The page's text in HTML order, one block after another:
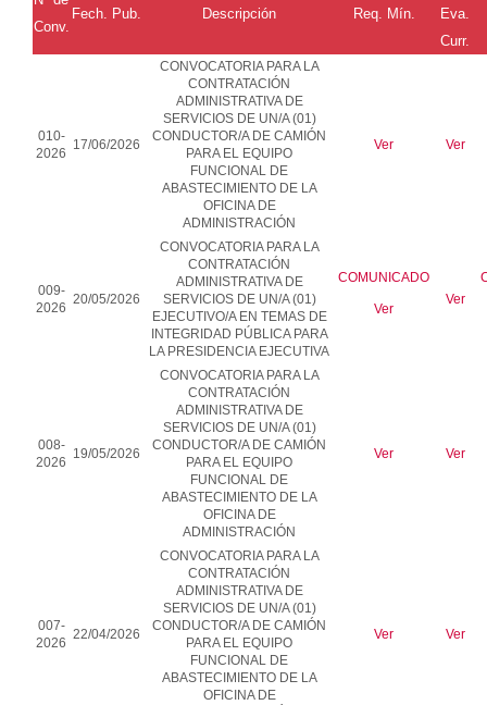
Conv.
Fech. Pub. Descripción Req. Mín.
Eva.
Curr.
010-
2026
17/06/2026
CONVOCATORIA PARA LA
CONTRATACIÓN
ADMINISTRATIVA DE
SERVICIOS DE UN/A (01)
CONDUCTOR/A DE CAMIÓN
PARA EL EQUIPO
FUNCIONAL DE
ABASTECIMIENTO DE LA
OFICINA DE
ADMINISTRACIÓN
Ver Ver
009-
2026
20/05/2026
CONVOCATORIA PARA LA
CONTRATACIÓN
ADMINISTRATIVA DE
SERVICIOS DE UN/A (01)
EJECUTIVO/A EN TEMAS DE
INTEGRIDAD PÚBLICA PARA
LA PRESIDENCIA EJECUTIVA
COMUNICADO
Ver
Ver
008-
2026
19/05/2026
CONVOCATORIA PARA LA
CONTRATACIÓN
ADMINISTRATIVA DE
SERVICIOS DE UN/A (01)
CONDUCTOR/A DE CAMIÓN
PARA EL EQUIPO
FUNCIONAL DE
ABASTECIMIENTO DE LA
OFICINA DE
ADMINISTRACIÓN
Ver Ver
007-
2026
22/04/2026
CONVOCATORIA PARA LA
CONTRATACIÓN
ADMINISTRATIVA DE
SERVICIOS DE UN/A (01)
CONDUCTOR/A DE CAMIÓN
PARA EL EQUIPO
FUNCIONAL DE
ABASTECIMIENTO DE LA
OFICINA DE
Ver Ver